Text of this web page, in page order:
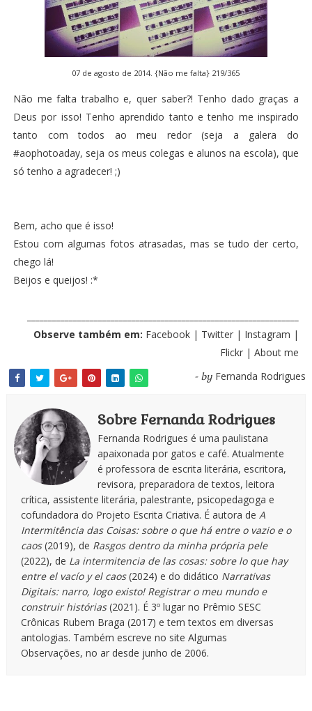
07 de agosto de 2014. {Não me falta} 219/365
Não me falta trabalho e, quer saber?! Tenho dado graças a
Deus por isso! Tenho aprendido tanto e tenho me inspirado
tanto com todos ao meu redor (seja a galera do
#aophotoaday, seja os meus colegas e alunos na escola), que
só tenho a agradecer! ;)
Bem, acho que é isso!
Estou com algumas fotos atrasadas, mas se tudo der certo,
chego lá!
Beijos e queijos! :*
Observe também em: Facebook | Twitter | Instagram |
Flickr |About me
- by Fernanda Rodrigues
Sobre Fernanda Rodrigues
Fernanda Rodrigues é uma paulistana
apaixonada por gatos e café. Atualmente
é professora de escrita literária, escritora,
revisora, preparadora de textos, leitora
crítica, assistente literária, palestrante, psicopedagoga e
cofundadora do Projeto Escrita Criativa. É autora de A
Intermitência das Coisas: sobre o que há entre o vazio e o
caos(2019), de Rasgos dentro da minha própria pele
(2022), de La intermitencia de las cosas: sobre lo que hay
entre el vacío y el caos(2024) e do didático Narrativas
Digitais: narro, logo existo! Registrar o meu mundo e
construir histórias(2021). É 3º lugar no Prêmio SESC
Crônicas Rubem Braga (2017) e tem textos em diversas
antologias. Também escreve no site Algumas
Observações, no ar desde junho de 2006.